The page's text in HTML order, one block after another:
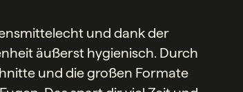
und dank der
äußerst hygienisch. Durch
und die großen Formate